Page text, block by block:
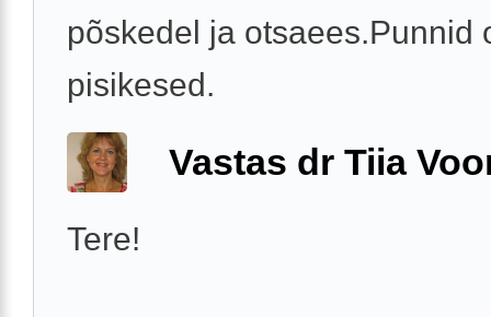
põskedel ja otsaees.Punnid
pisikesed.
Vastas dr Tiia
Tere!